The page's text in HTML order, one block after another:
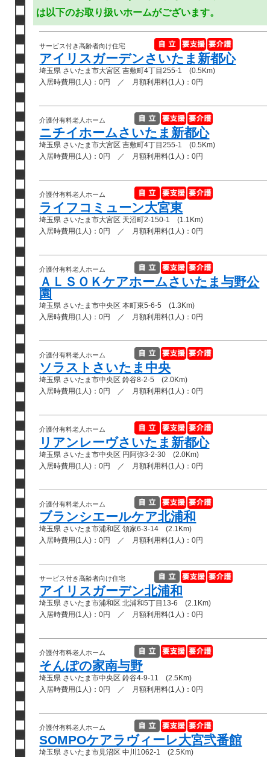
は以下のお取り扱いホームがございます。
サービス付き高齢者向け住宅
アイリスガーデンさいたま新都心
埼玉県 さいたま市大宮区 吉敷町4丁目255-1 (0.5Km)
入居時費用(1人)：0円 ／ 月額利用料(1人)：0円
介護付有料老人ホーム
ニチイホームさいたま新都心
埼玉県 さいたま市大宮区 吉敷町4丁目255-1 (0.5Km)
入居時費用(1人)：0円 ／ 月額利用料(1人)：0円
介護付有料老人ホーム
ライフコミューン大宮東
埼玉県 さいたま市大宮区 天沼町2-150-1 (1.1Km)
入居時費用(1人)：0円 ／ 月額利用料(1人)：0円
介護付有料老人ホーム
ＡＬＳＯＫケアホームさいたま与野公
園
埼玉県 さいたま市中央区 本町東5-6-5 (1.3Km)
入居時費用(1人)：0円 ／ 月額利用料(1人)：0円
介護付有料老人ホーム
ソラストさいたま中央
埼玉県 さいたま市中央区 鈴谷8-2-5 (2.0Km)
入居時費用(1人)：0円 ／ 月額利用料(1人)：0円
介護付有料老人ホーム
リアンレーヴさいたま新都心
埼玉県 さいたま市中央区 円阿弥3-2-30 (2.0Km)
入居時費用(1人)：0円 ／ 月額利用料(1人)：0円
介護付有料老人ホーム
ブランシエールケア北浦和
埼玉県 さいたま市浦和区 領家6-3-14 (2.1Km)
入居時費用(1人)：0円 ／ 月額利用料(1人)：0円
サービス付き高齢者向け住宅
アイリスガーデン北浦和
埼玉県 さいたま市浦和区 北浦和5丁目13-6 (2.1Km)
入居時費用(1人)：0円 ／ 月額利用料(1人)：0円
介護付有料老人ホーム
そんぽの家南与野
埼玉県 さいたま市中央区 鈴谷4-9-11 (2.5Km)
入居時費用(1人)：0円 ／ 月額利用料(1人)：0円
介護付有料老人ホーム
SOMPOケアラヴィーレ大宮弐番館
埼玉県 さいたま市見沼区 中川1062-1 (2.5Km)